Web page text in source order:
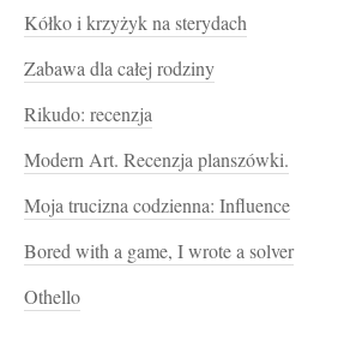
Kółko i krzyżyk na sterydach
Zabawa dla całej rodziny
Rikudo: recenzja
Modern Art. Recenzja planszówki.
Moja trucizna codzienna: Influence
Bored with a game, I wrote a solver
Othello